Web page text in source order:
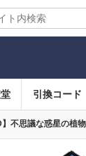
引換コード
】不思議な惑星の植